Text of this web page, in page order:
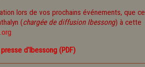
lors de vos prochains événements, que ce
(chargée de diffusion Ibessong) à cette
d'Ibessong (PDF)